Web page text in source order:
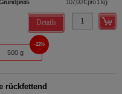
107,00 €pro 1 kg
Details
500 g
22%
rückfettend